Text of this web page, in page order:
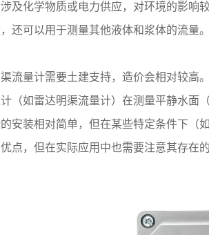
及化学物质或电力供应，对环境的影响较
还可以用于测量其他液体和浆体的流量。
流量计需要土建支持，造价会相对较高。
（如雷达明渠流量计）在测量平静水面
安装相对简单，但在某些特定条件下（
点，但在实际应用中也需要注意其存在